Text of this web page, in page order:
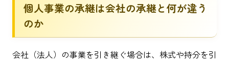
個人事業の承継は会社の承継と何が違う
のか
会社（法人）の事業を引き継ぐ場合は、株式や持分を引